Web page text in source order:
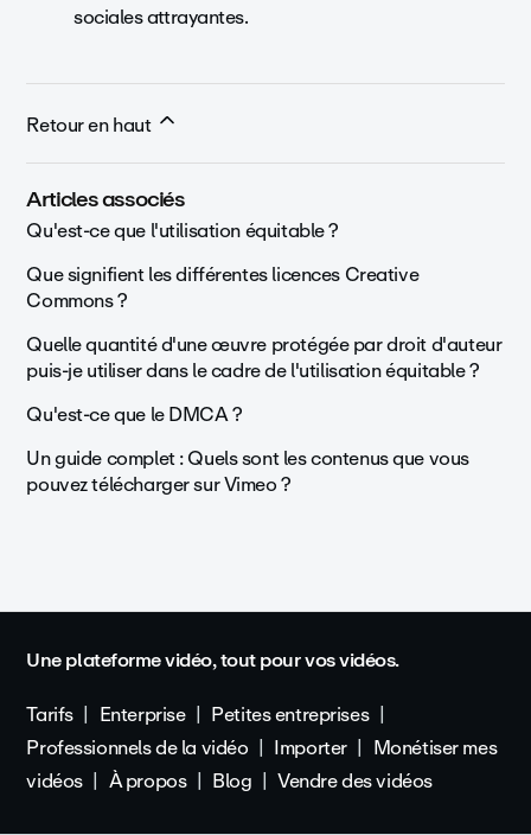
sociales attrayantes.
Retour en haut
Articles associés
Qu'est-ce que l'utilisation équitable ?
Que signifient les différentes licences Creative
Commons ?
Quelle quantité d'une œuvre protégée par droit d'auteur
puis-je utiliser dans le cadre de l'utilisation équitable ?
Qu'est-ce que le DMCA ?
Un guide complet : Quels sont les contenus que vous
pouvez télécharger sur Vimeo ?
Une plateforme vidéo, tout pour vos vidéos.
Tarifs
Enterprise
Petites entreprises
Professionnels de la vidéo
Importer
Monétiser mes
vidéos
À propos Blog Vendre des vidéos